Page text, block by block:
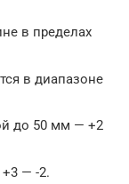
в пределах
в диапазоне
до 50 мм — +2
— -2.